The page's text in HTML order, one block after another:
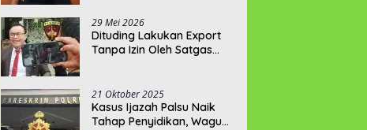
29 Mei 2026
‎Dituding Lakukan Export
Tanpa Izin Oleh Satgas
21 Oktober 2025
Kasus Ijazah Palsu Naik
Tahap Penyidikan, Wagub